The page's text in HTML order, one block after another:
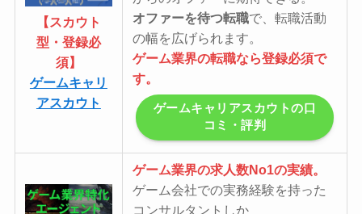
【スカウト
型・登録必
須】
ゲームキャリ
アスカウト
オファーを待つ転職で、転職活動
の幅を広げられます。
ゲーム業界の転職なら登録必須で
す。
ゲームキャリアスカウトの口
コミ・評判
ゲーム業界の求人数No1の実績。
ゲーム会社での実務経験を持った
コンサルタントしか